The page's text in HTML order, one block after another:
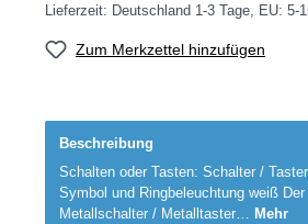
Lieferzeit: Deutschland 1-3 Tage, EU: 5-
Zum Merkzettel hinzufügen
Beschreibung
Schalten oder Tasten: Schalter /
Symbol und Ringbeleuchtung weiß
Metallschalter / Metalltaster… Mehr